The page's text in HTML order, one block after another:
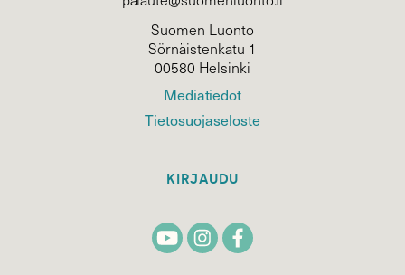
Suomen Luonto
Sörnäistenkatu 1
00580 Helsinki
Mediatiedot
Tietosuojaseloste
KIRJAUDU